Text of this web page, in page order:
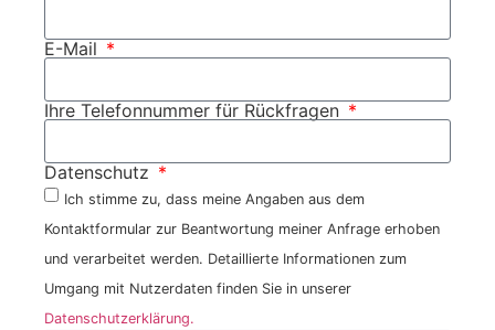
E-Mail
Ihre Telefonnummer für Rückfragen
Datenschutz
Ich stimme zu, dass meine Angaben aus dem
Kontaktformular zur Beantwortung meiner Anfrage erhoben
und verarbeitet werden. Detaillierte Informationen zum
Umgang mit Nutzerdaten finden Sie in unserer
Datenschutzerklärung.